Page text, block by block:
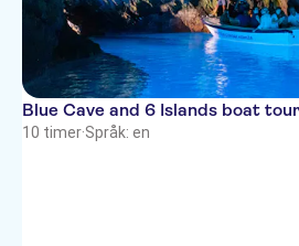
Piazza Heritage Hotel
Emperor's Suites
Piazza Heritage Hotel
Villa Vice
Blue Cave and 6 Islands boat
10 timer·Språk: en